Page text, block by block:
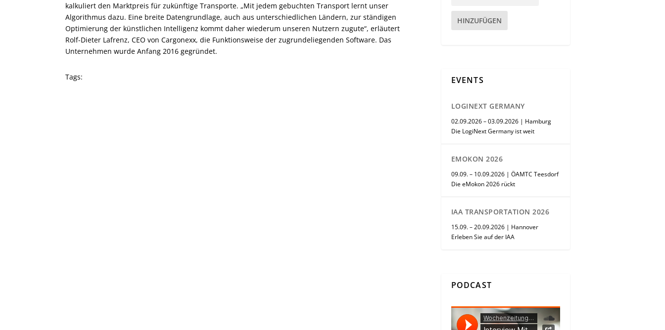
kalkuliert den Marktpreis für zukünftige Transporte. „Mit jedem gebuchten Transport lernt unser
Algorithmus dazu. Eine breite Datengrundlage, auch aus unterschiedlichen Ländern, zur ständigen
Optimierung der künstlichen Intelligenz kommt daher wiederum unseren Nutzern zugute“, erläutert
Rolf-Dieter Lafrenz, CEO von Cargonexx, die Funktionsweise der zugrundeliegenden Software. Das
Unternehmen wurde Anfang 2016 gegründet.
Tags:
HINZUFÜGEN
EVENTS
LOGINEXT GERMANY
02.09.2026 – 03.09.2026 | Hamburg
Die LogiNext Germany ist weit
EMOKON 2026
09.09. – 10.09.2026 | ÖAMTC Teesdorf
Die eMokon 2026 rückt
IAA TRANSPORTATION 2026
15.09. – 20.09.2026 | Hannover
Erleben Sie auf der IAA
PODCAST